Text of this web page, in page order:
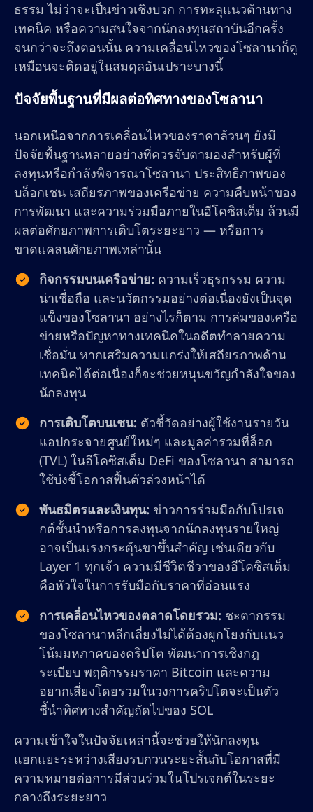
ธรรม ไม่ว่าจะเป็นข่าวเชิงบวก การทะลุแนวต้านทาง
เทคนิค หรือความสนใจจากนักลงทุนสถาบันอีกครั้ง
จนกว่าจะถึงตอนนั้น ความเคลื่อนไหวของโซลานาก็ดู
เหมือนจะติดอยู่ในสมดุลอันเปราะบางนี้
ปัจจัยพื้นฐานที่มีผลต่อทิศทางของโซลานา
นอกเหนือจากการเคลื่อนไหวของราคาล้วนๆ ยังมี
ปัจจัยพื้นฐานหลายอย่างที่ควรจับตามองสำหรับผู้ที่
ลงทุนหรือกำลังพิจารณาโซลานา ประสิทธิภาพของ
บล็อกเชน เสถียรภาพของเครือข่าย ความคืบหน้าของ
การพัฒนา และความร่วมมือภายในอีโคซิสเต็ม ล้วนมี
ผลต่อศักยภาพการเติบโตระยะยาว — หรือการ
ขาดแคลนศักยภาพเหล่านั้น
กิจกรรมบนเครือข่าย: ความเร็วธุรกรรม ความ
น่าเชื่อถือ และนวัตกรรมอย่างต่อเนื่องยังเป็นจุด
แข็งของโซลานา อย่างไรก็ตาม การล่มของเครือ
ข่ายหรือปัญหาทางเทคนิคในอดีตทำลายความ
เชื่อมั่น หากเสริมความแกร่งให้เสถียรภาพด้าน
เทคนิคได้ต่อเนื่องก็จะช่วยหนุนขวัญกำลังใจของ
นักลงทุน
การเติบโตบนเชน: ตัวชี้วัดอย่างผู้ใช้งานรายวัน
แอปกระจายศูนย์ใหม่ๆ และมูลค่ารวมที่ล็อก
(TVL) ในอีโคซิสเต็ม DeFi ของโซลานา สามารถ
ใช้บ่งชี้โอกาสฟื้นตัวล่วงหน้าได้
พันธมิตรและเงินทุน: ข่าวการร่วมมือกับโปรเจ
กต์ชั้นนำหรือการลงทุนจากนักลงทุนรายใหญ่
อาจเป็นแรงกระตุ้นขาขึ้นสำคัญ เช่นเดียวกับ
Layer 1 ทุกเจ้า ความมีชีวิตชีวาของอีโคซิสเต็ม
คือหัวใจในการรับมือกับราคาที่อ่อนแรง
การเคลื่อนไหวของตลาดโดยรวม: ชะตากรรม
ของโซลานาหลีกเลี่ยงไม่ได้ต้องผูกโยงกับแนว
โน้มมหภาคของคริปโต พัฒนาการเชิงกฎ
ระเบียบ พฤติกรรมราคา Bitcoin และความ
อยากเสี่ยงโดยรวมในวงการคริปโตจะเป็นตัว
ชี้นำทิศทางสำคัญถัดไปของ SOL
ความเข้าใจในปัจจัยเหล่านี้จะช่วยให้นักลงทุน
แยกแยะระหว่างเสียงรบกวนระยะสั้นกับโอกาสที่มี
ความหมายต่อการมีส่วนร่วมในโปรเจกต์ในระยะ
กลางถึงระยะยาว